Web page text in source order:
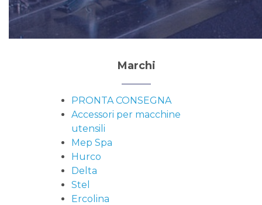
Marchi
PRONTA CONSEGNA
Accessori per macchine
utensili
Mep Spa
Hurco
Delta
Stel
Ercolina